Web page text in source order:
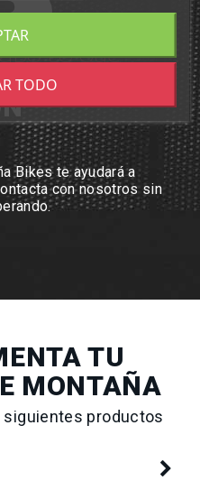
lo que
Bikes te ayudará a
con nosotros sin
TU
MONTAÑA
productos
TODO